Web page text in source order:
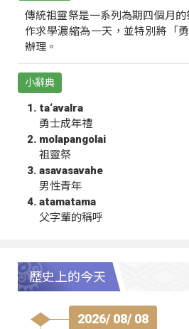
傳統祖靈祭是一系列為期四個月
作求學濃縮為一天，並特別將「
辦理。
小辭典
ta‘avalra
勇士成年禮
molapangolai
祖靈祭
asavasavahe
男性青年
atamatama
父字輩的稱呼
歷史上的今天
2026/ 08/ 08